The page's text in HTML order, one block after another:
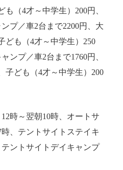
も（4才～中学生）200円、
プ／車2台まで2200円、大
ども（4才～中学生）250
ンプ／車2台まで1760円、
子ども（4才～中学生）200
時～翌朝10時、オートサ
、テントサイトステイキ
ントサイトデイキャンプ